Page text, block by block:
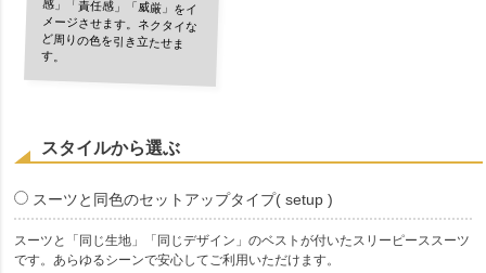
す。
スタイルから選ぶ
スーツと同色のセットアップタイプ( setup )
スーツと「同じ生地」「同じデザイン」のベストが付いたスリーピーススーツ
です。あらゆるシーンで安心してご利用いただけます。